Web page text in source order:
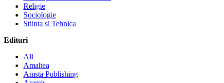
Religie
Sociologie
Stiinta si Tehnica
Edituri
All
Amaltea
Amsta Publishing